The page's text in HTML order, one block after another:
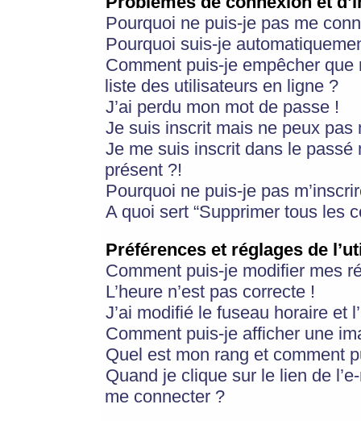
Pourquoi ne puis-je pas me
Pourquoi suis-je
Comment puis-je empêcher
liste des utilisateurs en ligne ?
J’ai perdu mon mot de passe !
Je suis inscrit mais ne peux pas
Je me suis inscrit dans le
présent ?!
Pourquoi ne puis-je pas
A quoi sert “Supprimer tous les
Préférences et réglages de
Comment puis-je modifier mes
L’heure n’est pas correcte !
J’ai modifié le fuseau horaire et
Comment puis-je afficher une
Quel est mon rang et comment
Quand je clique sur le lien de
me connecter ?